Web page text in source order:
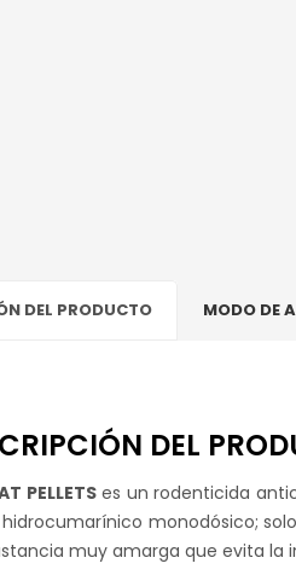
DEL PRODUCTO MODO DE
DEL
PELLETSes un rodenticida
monodósico;
muy amarga que evita